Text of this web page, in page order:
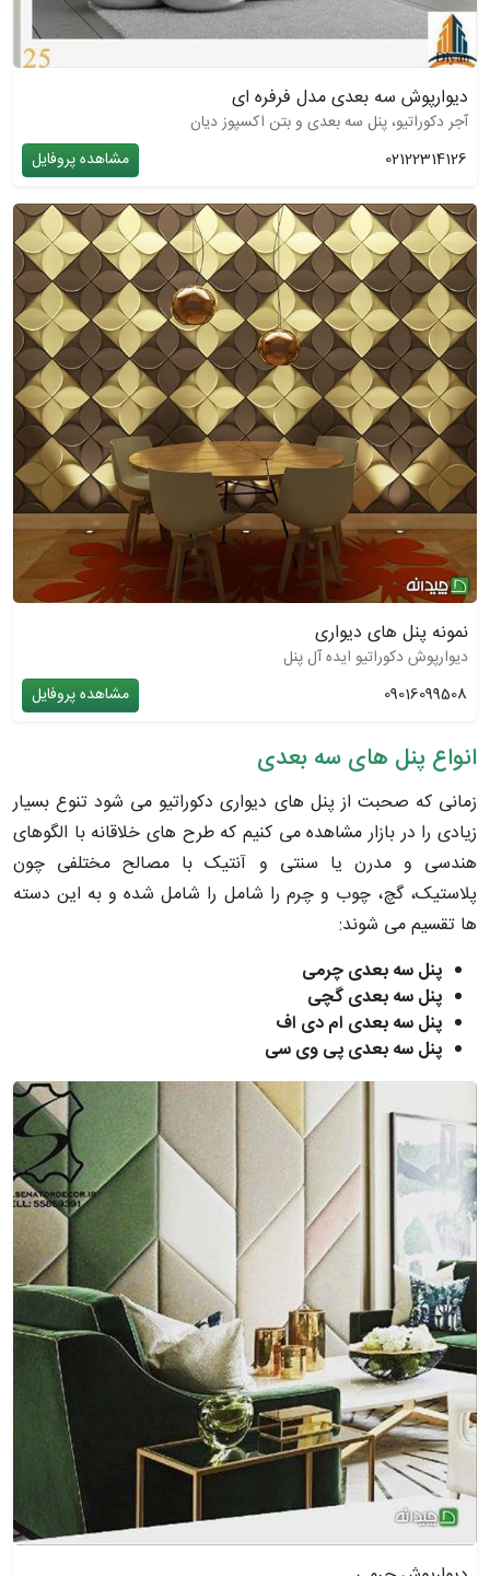
دیوارپوش سه بعدی مدل فرفره ای
آجر دکوراتیو، پنل سه بعدی و بتن اکسپوز دیان
02122314126
مشاهده پروفایل
نمونه پنل های دیواری
دیوارپوش دکوراتیو ایده آل پنل
09016099508
مشاهده پروفایل
انواع پنل های سه بعدی
زمانی که صحبت از پنل های دیواری دکوراتیو می شود تنوع بسیار
زیادی را در بازار مشاهده می کنیم که طرح های خلاقانه با الگوهای
هندسی و مدرن یا سنتی و آنتیک با مصالح مختلفی چون
پلاستیک، گچ، چوب و چرم را شامل را شامل شده و به این دسته
ها تقسیم می شوند:
پنل سه بعدی چرمی
پنل سه بعدی گچی
پنل سه بعدی ام دی اف
پنل سه بعدی پی وی سی